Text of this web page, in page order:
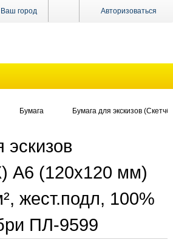
Ваш город Авторизоваться
Бумага Бумага для экскизов
А6 (120х120 мм)
жест.подл, 100%
ПЛ-9599